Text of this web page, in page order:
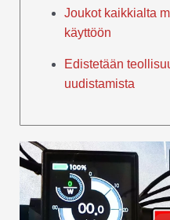
Joukot kaikkialta
käyttöön
Edistetään
uudistamista